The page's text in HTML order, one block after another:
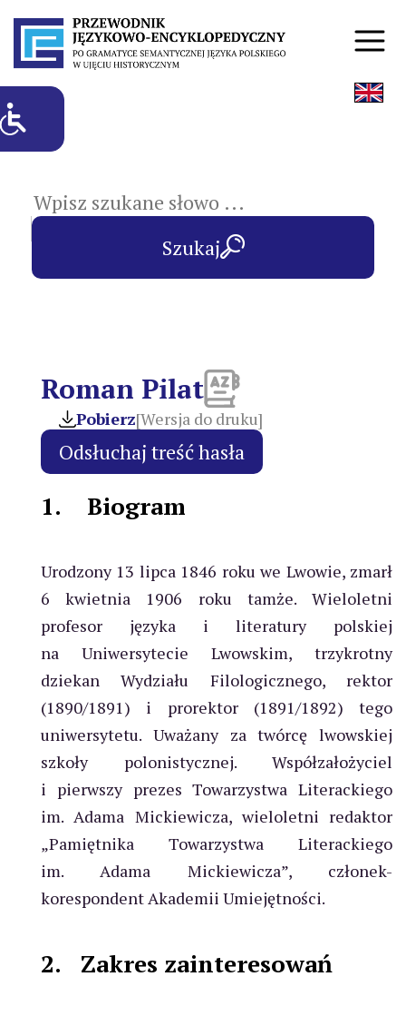
Szukaj
Roman Pilat
Pobierz[Wersja do druku]
1. Biogram
Urodzony 13 lipca 1846 roku we Lwowie, zmarł
6 kwietnia 1906 roku tamże. Wieloletni
profesor języka i literatury polskiej
na Uniwersytecie Lwowskim, trzykrotny
dziekan Wydziału Filologicznego, rektor
(1890/1891) i prorektor (1891/1892) tego
uniwersytetu. Uważany za twórcę lwowskiej
szkoły polonistycznej. Współzałożyciel
i pierwszy prezes Towarzystwa Literackiego
im. Adama Mickiewicza, wieloletni redaktor
„Pamiętnika Towarzystwa Literackiego
im. Adama Mickiewicza”, członek-
korespondent Akademii Umiejętności.
2. Zakres zainteresowań